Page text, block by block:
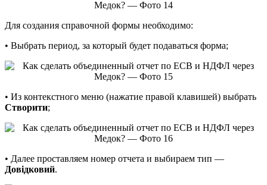
Для создания справочной формы необходимо:
• Выбрать период, за который будет подаваться форма;
• Из контекстного меню (нажатие правой клавишей) выбрать
Створити;
• Далее проставляем номер отчета и выбираем тип —
Довідковий.